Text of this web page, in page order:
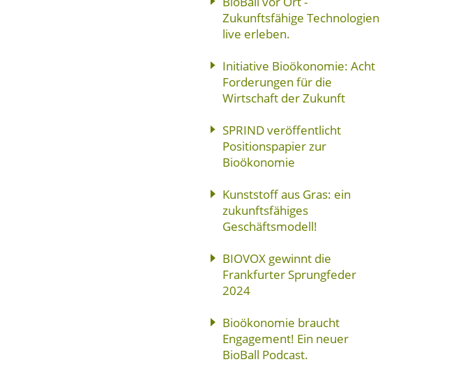
Zukunftsfähige Technologien
live erleben.
Initiative Bioökonomie: Acht
Forderungen für die
Wirtschaft der Zukunft
SPRIND veröffentlicht
Positionspapier zur
Bioökonomie
Kunststoff aus Gras: ein
zukunftsfähiges
Geschäftsmodell!
BIOVOX gewinnt die
Frankfurter Sprungfeder
2024
Bioökonomie braucht
Engagement! Ein neuer
BioBall Podcast.